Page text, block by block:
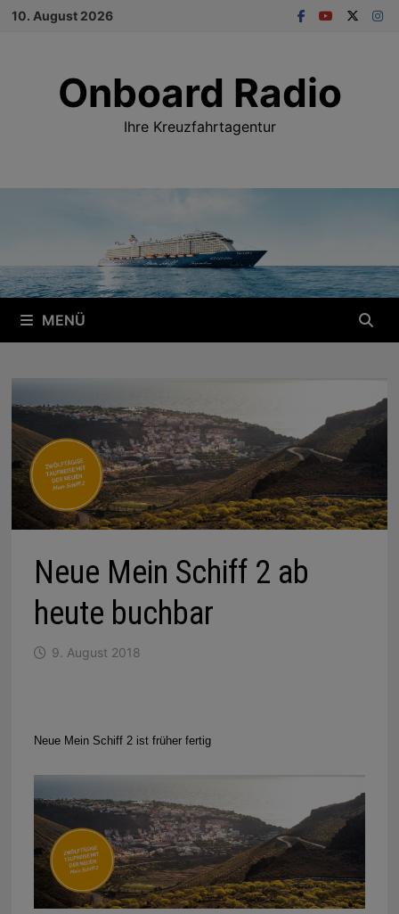
Zum10. August 2026
Onboard Radio
Ihre Kreuzfahrtagentur
MENÜ
Neue Mein Schiff 2 ab
heute buchbar
9. August 2018
Neue Mein Schiff 2 ist früher fertig